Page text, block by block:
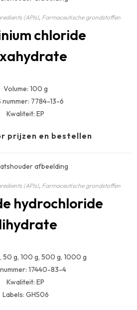
(APIs), Farmaceutische grondstoffen
chloride
Volume: 100 g
nummer: 7784-13-6
Kwaliteit: EP
prijzen en bestellen
(APIs), Farmaceutische grondstoffen
hydrochloride
50 g, 100 g, 500 g, 1000 g
17440-83-4
Kwaliteit: EP
Labels: GHS06